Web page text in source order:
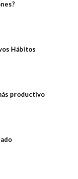
Hábitos
productivo